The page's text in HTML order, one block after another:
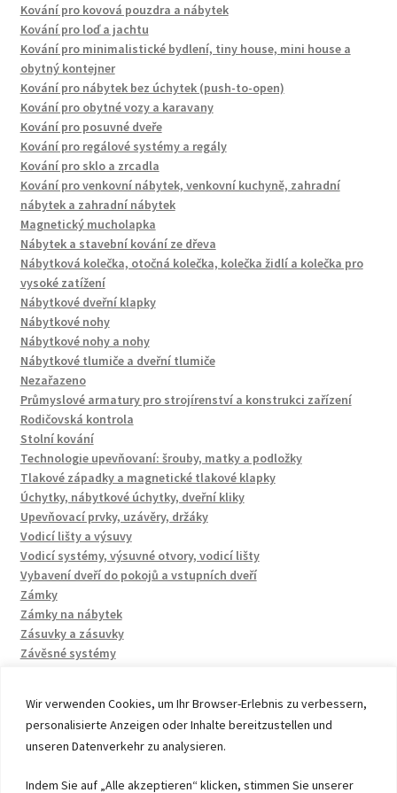
Wir verwenden Cookies, um Ihr Browser-Erlebnis zu verbessern,
personalisierte Anzeigen oder Inhalte bereitzustellen und
unseren Datenverkehr zu analysieren.
Indem Sie auf „Alle akzeptieren“ klicken, stimmen Sie unserer
Kování pro kovová pouzdra a nábytek
Kování pro loď a jachtu
Kování pro minimalistické bydlení, tiny house, mini house a
obytný kontejner
Kování pro nábytek bez úchytek (push-to-open)
Kování pro obytné vozy a karavany
Kování pro posuvné dveře
Kování pro regálové systémy a regály
Kování pro sklo a zrcadla
Kování pro venkovní nábytek, venkovní kuchyně, zahradní
nábytek a zahradní nábytek
Magnetický mucholapka
Nábytek a stavební kování ze dřeva
Nábytková kolečka, otočná kolečka, kolečka židlí a kolečka pro
vysoké zatížení
Nábytkové dveřní klapky
Nábytkové nohy
Nábytkové nohy a nohy
Nábytkové tlumiče a dveřní tlumiče
Nezařazeno
Průmyslové armatury pro strojírenství a konstrukci zařízení
Rodičovská kontrola
Stolní kování
Technologie upevňovaní: šrouby, matky a podložky
Tlakové západky a magnetické tlakové klapky
Úchytky, nábytkové úchytky, dveřní kliky
Upevňovací prvky, uzávěry, držáky
Vodicí lišty a výsuvy
Vodicí systémy, výsuvné otvory, vodicí lišty
Vybavení dveří do pokojů a vstupních dveří
Zámky
Zámky na nábytek
Zásuvky a zásuvky
Závěsné systémy
© 2026 by UMAXO Germany, member of the ERUON Group.